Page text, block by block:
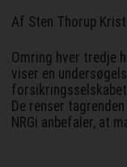
Af Sten Thorup
Omring hver tredje
viser en
forsikringsselskabet
De renser
NRGi anbefaler, at